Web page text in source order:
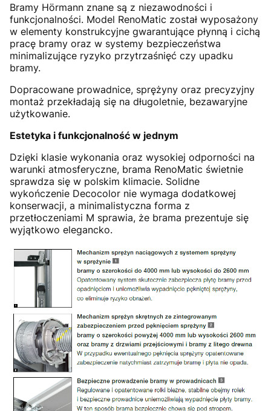
Bramy Hörmann znane są z niezawodności i
funkcjonalności. Model RenoMatic został wyposażony
w elementy konstrukcyjne gwarantujące płynną i cichą
pracę bramy oraz w systemy bezpieczeństwa
minimalizujące ryzyko przytrzaśnięć czy upadku
bramy.
Dopracowane prowadnice, sprężyny oraz precyzyjny
montaż przekładają się na długoletnie, bezawaryjne
użytkowanie.
Estetyka i funkcjonalność w jednym
Dzięki klasie wykonania oraz wysokiej odporności na
warunki atmosferyczne, brama RenoMatic świetnie
sprawdza się w polskim klimacie. Solidne
wykończenie Decocolor nie wymaga dodatkowej
konserwacji, a minimalistyczna forma z
przetłoczeniami M sprawia, że brama prezentuje się
wyjątkowo elegancko.